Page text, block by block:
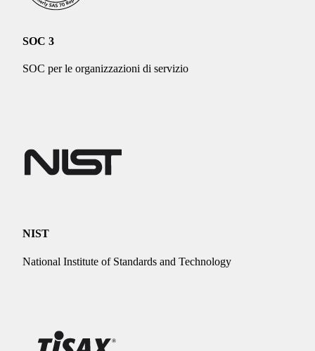
SOC 3
SOC per le organizzazioni di servizio
NIST
National Institute of Standards and Technology